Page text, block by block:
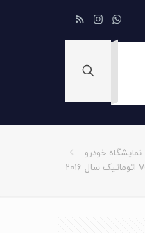
نمایشگاه خودرو